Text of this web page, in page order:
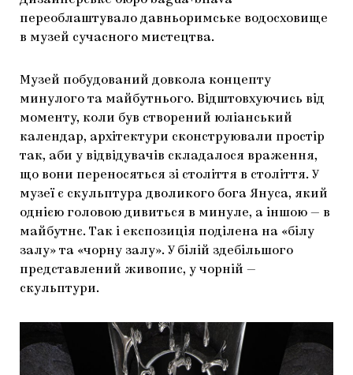
ГАЛЕРЕЇ
КНИЖКИ І ЖУРНАЛИ
ЯК ПІДТРИМУВАТИ УКРАЇНСЬКЕ МИСТЕЦТВО
CARPATHIAN CULT ПРО РІЗДВЯНІ СВЯТА
переоблаштувало давньоримське водосховище
в музей сучасного мистецтва.
Музей побудований довкола концепту
минулого та майбутнього. Відштовхуючись від
моменту, коли був створений юліанський
календар, архітектури сконструювали простір
так, аби у відвідувачів складалося враження,
що вони переносяться зі століття в століття. У
музеї є скульптура дволикого бога Януса, який
однією головою дивиться в минуле, а іншою — в
майбутнє. Так і експозиція поділена на «білу
залу» та «чорну залу». У білій здебільшого
представлений живопис, у чорній —
скульптури.